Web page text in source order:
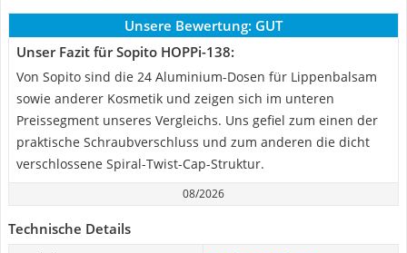
Unsere Bewertung: GUT
Unser Fazit für Sopito HOPPi-138:
Von Sopito sind die 24 Aluminium-Dosen für Lippenbalsam
sowie anderer Kosmetik und zeigen sich im unteren
Preissegment unseres Vergleichs. Uns gefiel zum einen der
praktische Schraubverschluss und zum anderen die dicht
verschlossene Spiral-Twist-Cap-Struktur.
08/2026
Technische Details